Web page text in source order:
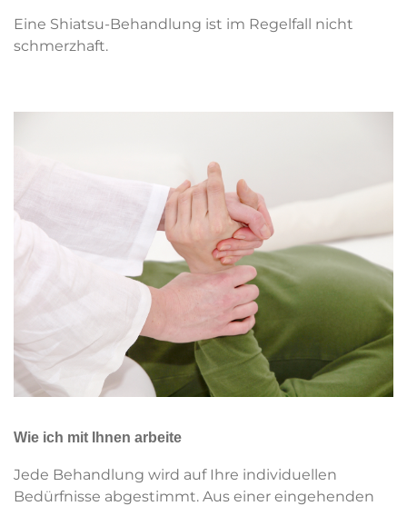
Eine Shiatsu-Behandlung ist im Regelfall nicht
schmerzhaft.
Wie ich mit Ihnen arbeite
Jede Behandlung wird auf Ihre individuellen
Bedürfnisse abgestimmt. Aus einer eingehenden